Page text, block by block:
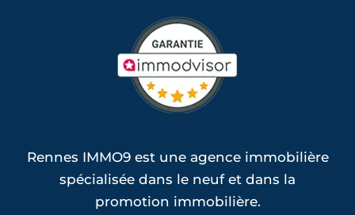
Rennes IMMO9 est une agence immobilière
spécialisée dans le neuf et dans la
promotion immobilière.